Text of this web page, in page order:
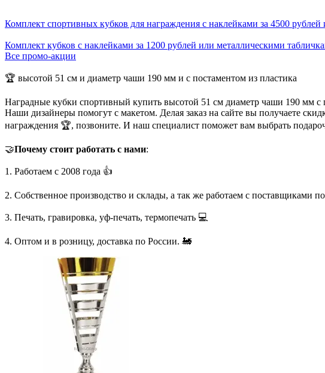
Комплект спортивных кубков для награждения с наклейками за 4500 рублей
Комплект кубков с наклейками за 1200 рублей или металлическими
Все промо-акции
🏆 высотой 51 см и диаметр чаши 190 мм и с постаментом из пластика
Наградные кубки спортивный купить высотой 51 см диаметр чаши 190 мм с
Наши дизайнеры помогут с макетом. Делая заказ на сайте вы получаете
награждения 🏆, позвоните. И наш специалист поможет вам выбрать
🤝Почему стоит работать с нами:
1. Работаем с 2008 года 👍
2. Собственное производство и склады, а так же работаем с поставщиками
3. Печать, гравировка, уф-печать, термопечать 💻
4. Оптом и в розницу, доставка по России. 🚂